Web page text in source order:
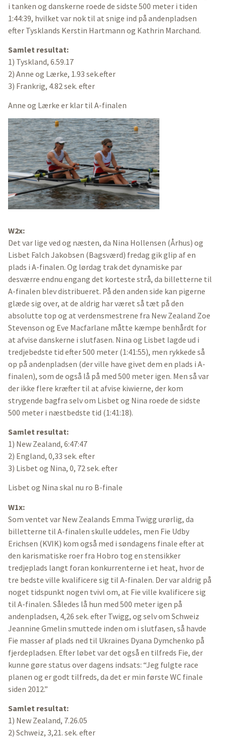
i tanken og danskerne roede de sidste 500 meter i tiden
1:44:39, hvilket var nok til at snige ind på andenpladsen
efter Tysklands Kerstin Hartmann og Kathrin Marchand.
Samlet resultat:
1) Tyskland, 6.59.17
2) Anne og Lærke, 1.93 sek.efter
3) Frankrig, 4.82 sek. efter
Anne og Lærke er klar til A-finalen
W2x:
Det var lige ved og næsten, da Nina Hollensen (Århus) og
Lisbet Falch Jakobsen (Bagsværd) fredag gik glip af en
plads i A-finalen. Og lørdag trak det dynamiske par
desværre endnu engang det korteste strå, da billetterne til
A-finalen blev distribueret. På den anden side kan pigerne
glæde sig over, at de aldrig har været så tæt på den
absolutte top og at verdensmestrene fra New Zealand Zoe
Stevenson og Eve Macfarlane måtte kæmpe benhårdt for
at afvise danskerne i slutfasen. Nina og Lisbet lagde ud i
tredjebedste tid efter 500 meter (1:41:55), men rykkede så
op på andenpladsen (der ville have givet dem en plads i A-
finalen), som de også lå på med 500 meter igen. Men så var
der ikke flere kræfter til at afvise kiwierne, der kom
strygende bagfra selv om Lisbet og Nina roede de sidste
500 meter i næstbedste tid (1:41:18).
Samlet resultat:
1) New Zealand, 6:47:47
2) England, 0,33 sek. efter
3) Lisbet og Nina, 0, 72 sek. efter
Lisbet og Nina skal nu ro B-finale
W1x:
Som ventet var New Zealands Emma Twigg urørlig, da
billetterne til A-finalen skulle uddeles, men Fie Udby
Erichsen (KVIK) kom også med i søndagens finale efter at
den karismatiske roer fra Hobro tog en stensikker
tredjeplads langt foran konkurrenterne i et heat, hvor de
tre bedste ville kvalificere sig til A-finalen. Der var aldrig på
noget tidspunkt nogen tvivl om, at Fie ville kvalificere sig
til A-finalen. Således lå hun med 500 meter igen på
andenpladsen, 4,26 sek. efter Twigg, og selv om Schweiz
Jeannine Gmelin smuttede inden om i slutfasen, så havde
Fie masser af plads ned til Ukraines Dyana Dymchenko på
fjerdepladsen. Efter løbet var det også en tilfreds Fie, der
kunne gøre status over dagens indsats: “Jeg fulgte race
planen og er godt tilfreds, da det er min første WC finale
siden 2012.”
Samlet resultat:
1) New Zealand, 7.26.05
2) Schweiz, 3,21. sek. efter